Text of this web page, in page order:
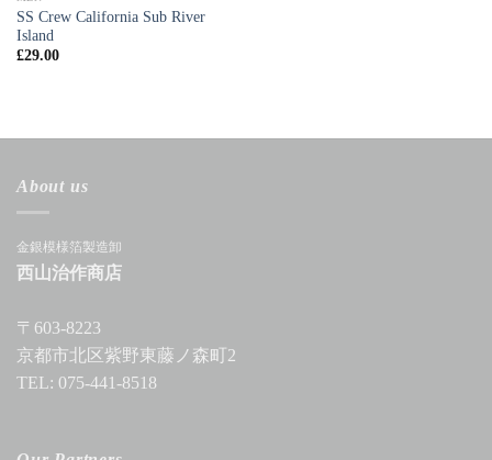
SS Crew California Sub River
Island
£29.00
About us
金銀模様箔製造卸
西山治作商店
〒603-8223
京都市北区紫野東藤ノ森町2
TEL: 075-441-8518